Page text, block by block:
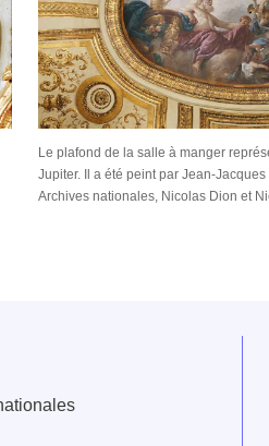
Le plafond de la salle à manger
Jupiter. Il a été peint par Jean-
Archives nationales, Nicolas Dion et